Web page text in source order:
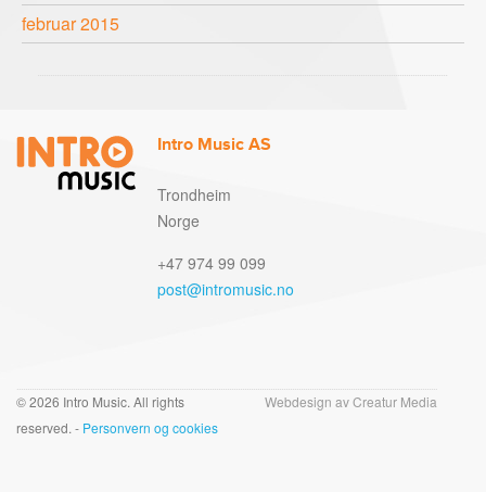
februar 2015
Intro Music AS
Trondheim
Norge
+47 974 99 099
post@intromusic.no
© 2026 Intro Music. All rights
reserved.- Personvern og cookies
Webdesign av Creatur Media